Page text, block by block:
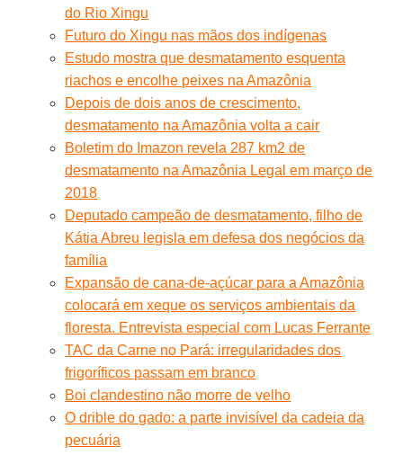
do Rio Xingu
Futuro do Xingu nas mãos dos indígenas
Estudo mostra que desmatamento esquenta
riachos e encolhe peixes na Amazônia
Depois de dois anos de crescimento,
desmatamento na Amazônia volta a cair
Boletim do Imazon revela 287 km2 de
desmatamento na Amazônia Legal em março de
2018
Deputado campeão de desmatamento, filho de
Kátia Abreu legisla em defesa dos negócios da
família
Expansão de cana-de-açúcar para a Amazônia
colocará em xeque os serviços ambientais da
floresta. Entrevista especial com Lucas Ferrante
TAC da Carne no Pará: irregularidades dos
frigoríficos passam em branco
Boi clandestino não morre de velho
O drible do gado: a parte invisível da cadeia da
pecuária